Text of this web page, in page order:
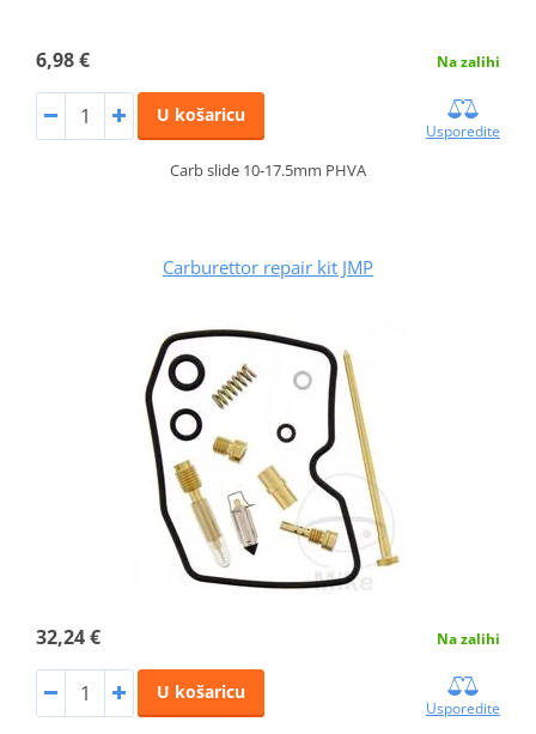
6,98 € Na zalihi
U košaricu
Usporedite
Carb slide 10-17.5mm PHVA
Carburettor repair kit JMP
32,24 € Na zalihi
U košaricu
Usporedite